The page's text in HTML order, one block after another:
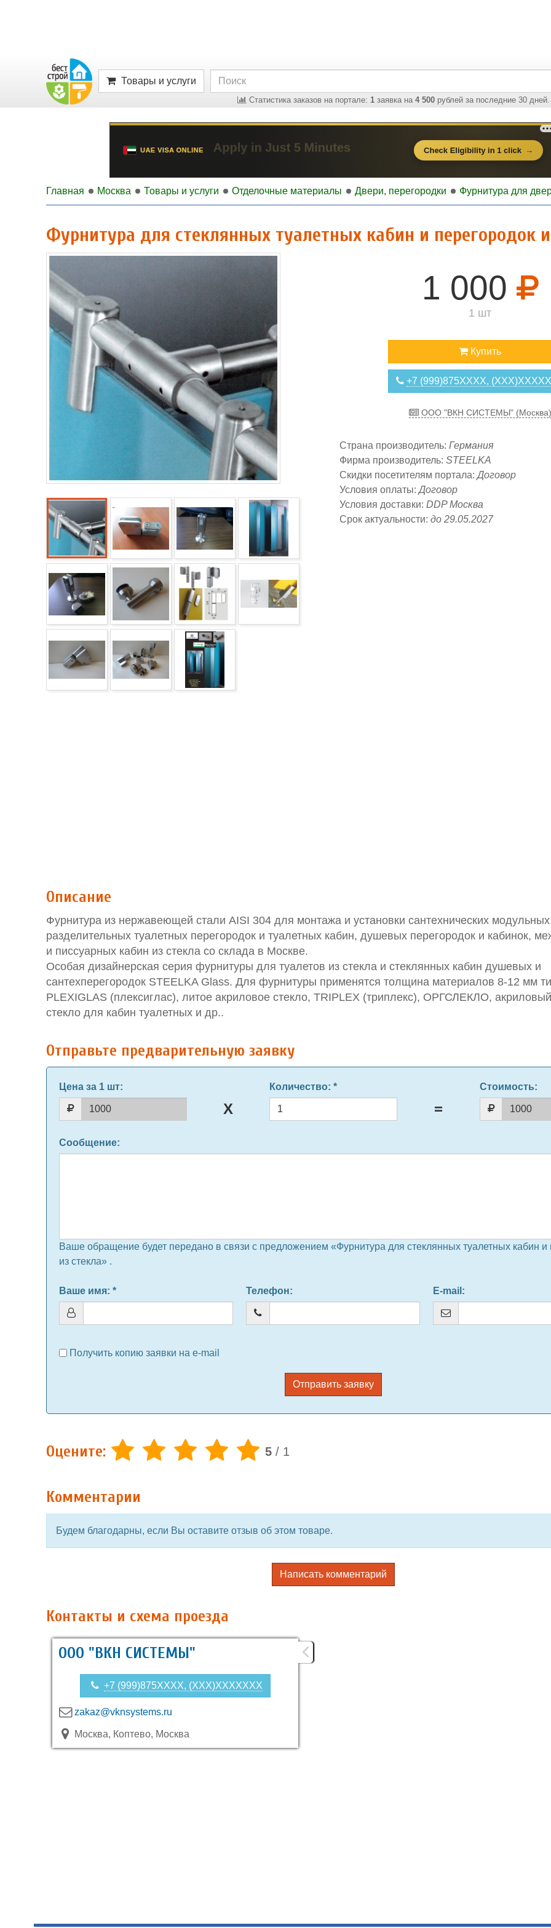
Товары и услуги
Статистика заказов на портале: 1заявка на 4 500рублей за последние 30 дней.
Главная Москва Товары и услуги Отделочные материалы Двери, перегородки Фурнитура для
Фурнитура для стеклянных туалетных кабин и перегородок
1 000
1 шт
Купить
+7 (999)875XXXX,
ООО "ВКН СИСТЕМЫ" (Москва)
Страна производитель: Германия
Фирма производитель: STEELKA
Скидки посетителям портала:Договор
Условия оплаты:Договор
Условия доставки: DDP Москва
Срок актуальности: до 29.05.2027
Описание
Фурнитура из нержавеющей стали AISI 304 для монтажа и установки сантехнических модульных
разделительных туалетных перегородок и туалетных кабин, душевых перегородок и кабинок,
и писсуарных кабин из стекла со склада в Москве.
Особая дизайнерская серия фурнитуры для туалетов из стекла и стеклянных кабин душевых и
сантехперегородок STEELKA Glass. Для фурнитуры применятся толщина материалов 8-12 мм
PLEXIGLAS (плексиглас), литое акриловое стекло, TRIPLEX (триплекс), ОРГСЛЕКЛО,
стекло для кабин туалетных и др..
Отправьте предварительную заявку
Цена за 1 шт: Количество: * Стоимость:
Сообщение:
Ваше обращение будет передано в связи с предложением «Фурнитура для стеклянных туалетных кабин и
из стекла» .
Ваше имя: * Телефон: E-mail :
Получить копию заявки на e-mail
Отправить заявку
Оцените: 5 / 1
Комментарии
Будем благодарны, если Вы оставите отзыв об этом товаре.
Написать комментарий
Контакты и схема проезда
ООО "ВКН СИСТЕМЫ"
+7 (999)875XXXX, (XXX)XXXXXXX
zakaz@vknsystems.ru
Москва, Коптево, Москва